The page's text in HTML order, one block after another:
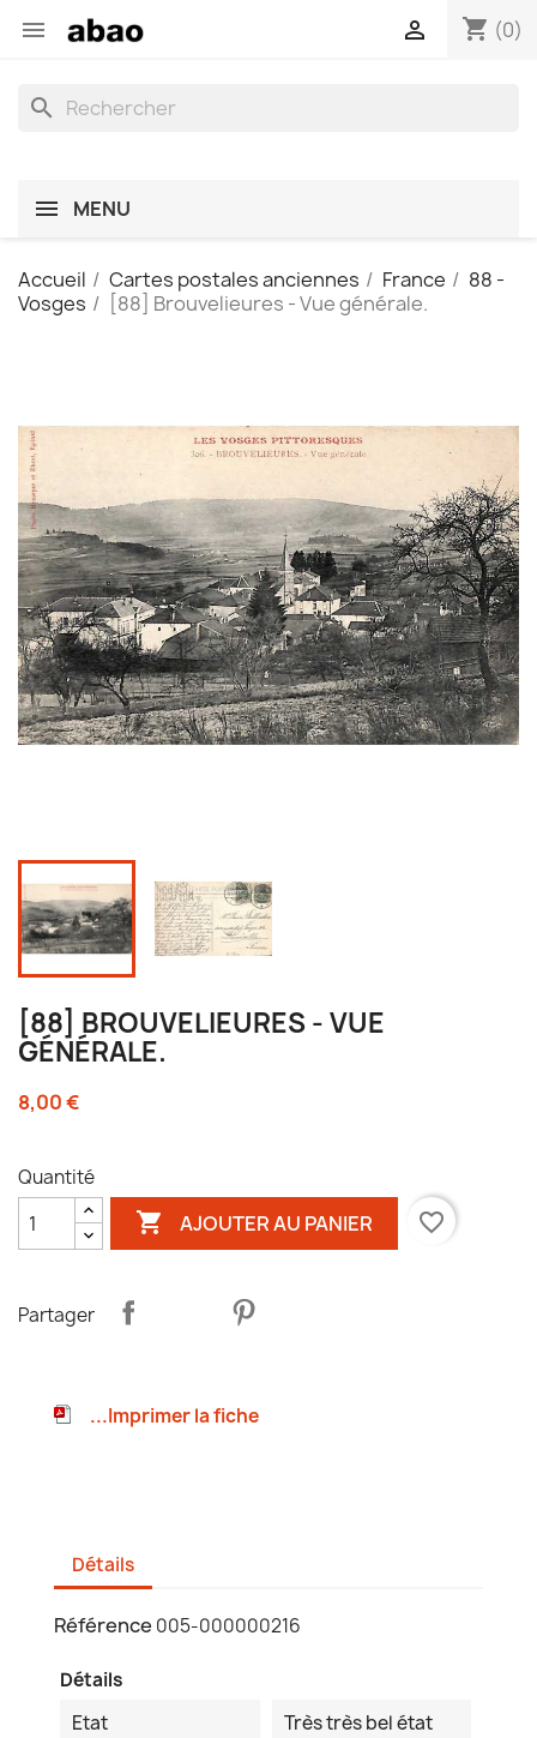
 shopping_cart (0)

search
MENU
Accueil Cartes postales anciennes France
88 -
Vosges
[88] Brouvelieures - Vue générale.
[88] BROUVELIEURES - VUE
GÉNÉRALE.
8,00 €
Quantité
 AJOUTER AU PANIER favorite_border
Partager
...Imprimer la fiche
Détails
Référence 005-000000216
Détails
Etat
Très très bel état